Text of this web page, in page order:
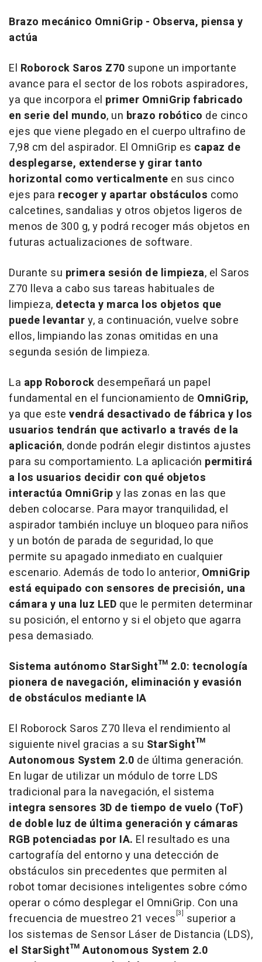
Brazo mecánico OmniGrip - Observa, piensa y
actúa
El Roborock Saros Z70 supone un importante
avance para el sector de los robots aspiradores,
ya que incorpora el primer OmniGrip fabricado
en serie del mundo, un brazo robótico de cinco
ejes que viene plegado en el cuerpo ultrafino de
7,98 cm del aspirador. El OmniGrip es capaz de
desplegarse, extenderse y girar tanto
horizontal como verticalmente en sus cinco
ejes para recoger y apartar obstáculos como
calcetines, sandalias y otros objetos ligeros de
menos de 300 g, y podrá recoger más objetos en
futuras actualizaciones de software.
Durante su primera sesión de limpieza, el Saros
Z70 lleva a cabo sus tareas habituales de
limpieza, detecta y marca los objetos que
puede levantary, a continuación, vuelve sobre
ellos, limpiando las zonas omitidas en una
segunda sesión de limpieza.
La app Roborock desempeñará un papel
fundamental en el funcionamiento de OmniGrip,
ya que este vendrá desactivado de fábrica y los
usuarios tendrán que activarlo a través de la
aplicación, donde podrán elegir distintos ajustes
para su comportamiento. La aplicación permitirá
a los usuarios decidir con qué objetos
interactúa OmniGripy las zonas en las que
deben colocarse. Para mayor tranquilidad, el
aspirador también incluye un bloqueo para niños
y un botón de parada de seguridad, lo que
permite su apagado inmediato en cualquier
escenario. Además de todo lo anterior, OmniGrip
está equipado con sensores de precisión, una
cámara y una luz LED que le permiten determinar
su posición, el entorno y si el objeto que agarra
pesa demasiado.
Sistema autónomo StarSight™ 2.0: tecnología
pionera de navegación, eliminación y evasión
de obstáculos mediante IA
El Roborock Saros Z70 lleva el rendimiento al
siguiente nivel gracias a su StarSight™
Autonomous System 2.0 de última generación.
En lugar de utilizar un módulo de torre LDS
tradicional para la navegación, el sistema
integra sensores 3D de tiempo de vuelo (ToF)
de doble luz de última generación y cámaras
RGB potenciadas por IA. El resultado es una
cartografía del entorno y una detección de
obstáculos sin precedentes que permiten al
robot tomar decisiones inteligentes sobre cómo
operar o cómo desplegar el OmniGrip. Con una
frecuencia de muestreo 21 veces [3] superior a
los sistemas de Sensor Láser de Distancia (LDS),
el StarSight™ Autonomous System 2.0